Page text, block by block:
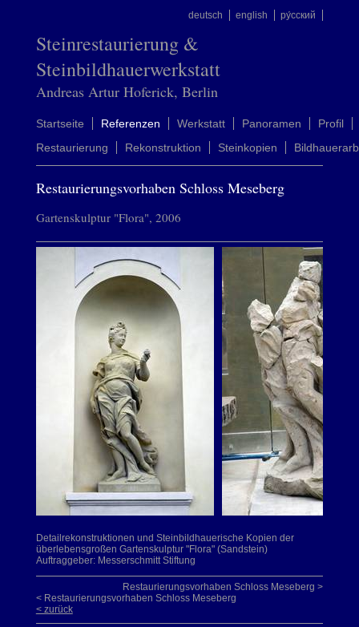
deutsch english ру́сский
Steinrestaurierung &
Steinbildhauerwerkstatt
Andreas Artur Hoferick, Berlin
Startseite Referenzen Werkstatt Panoramen
Profil
Restaurierung
Rekonstruktion Steinkopien
Restaurierungsvorhaben Schloss Meseberg
Gartenskulptur "Flora", 2006
Detailrekonstruktionen und Steinbildhauerische Kopien der
überlebensgroßen Gartenskulptur "Flora" (Sandstein)
Auftraggeber: Messerschmitt Stiftung
Restaurierungsvorhaben Schloss Meseberg >
< Restaurierungsvorhaben Schloss Meseberg
< zurück